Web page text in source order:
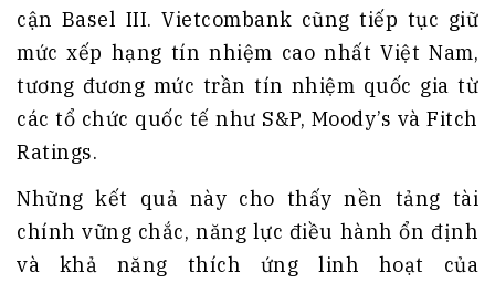
cận Basel III. Vietcombank cũng tiếp tục giữ
mức xếp hạng tín nhiệm cao nhất Việt Nam,
tương đương mức trần tín nhiệm quốc gia từ
các tổ chức quốc tế như S&P, Moody’s và Fitch
Ratings.
Những kết quả này cho thấy nền tảng tài
chính vững chắc, năng lực điều hành ổn định
và khả năng thích ứng linh hoạt của